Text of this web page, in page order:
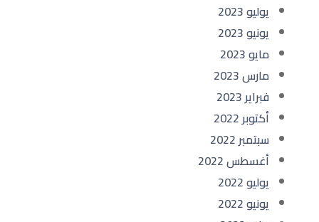
يوليو 2023
يونيو 2023
مايو 2023
مارس 2023
فبراير 2023
أكتوبر 2022
سبتمبر 2022
أغسطس 2022
يوليو 2022
يونيو 2022